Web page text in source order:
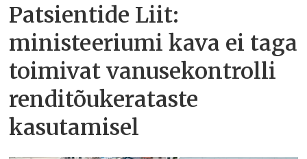
Patsientide Liit:
ministeeriumi kava ei taga
toimivat vanusekontrolli
renditõukerataste
kasutamisel